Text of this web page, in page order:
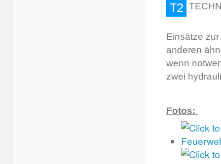
Einsätze
anderen
wenn
zwei
Fotos: